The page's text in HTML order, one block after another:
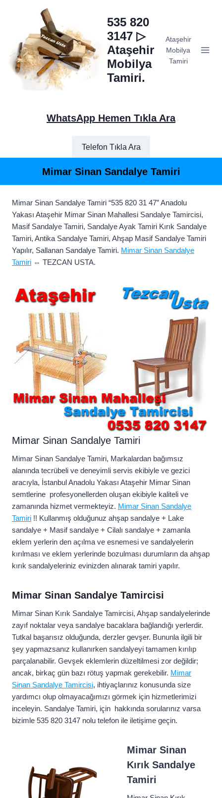
535 820
3147 ▷
Ataşehir
Mobilya
Tamiri.
Ataşehir
Mobilya
Tamiri
WhatsApp Hemen Tıkla Ara
Telefon Tıkla Ara
Mimar Sinan Sandalye Tamiri
Mimar Sinan Sandalye Tamiri “535 820 31 47” Anadolu
Yakası Ataşehir Mimar Sinan Mahallesi Sandalye Tamircisi,
Masif Sandalye Tamiri, Sandalye Ayak Tamiri Kırık Sandalye
Tamiri, Antika Sandalye Tamiri, Ahşap Masif Sandalye Tamiri
Yapılır, Sallanan Sandalye Tamiri. Mimar Sinan Sandalye
Tamiri ⇔ TEZCAN USTA.
Mimar Sinan Sandalye Tamiri
Mimar Sinan Sandalye Tamiri, Markalardan bağımsız
alanında tecrübeli ve deneyimli servis ekibiyle ve gezici
aracıyla, İstanbul Anadolu Yakası Ataşehir Mimar Sinan
semtlerine profesyonellerden oluşan ekibiyle kaliteli ve
zamanında hizmet vermekteyiz. Mimar Sinan Sandalye
Tamiri !! Kullanmış olduğunuz ahşap sandalye + Lake
sandalye + Masif sandalye + Cilalı sandalye + zamanla
eklem yerlerin den açılma ve esnemesi ve sandalyelerin
kırılması ve eklem yerlerinde bozulması durumların da ahşap
kırık sandalyeleriniz evinizden alınarak tamiri yapılır.
Mimar Sinan Sandalye Tamircisi
Mimar Sinan Kırık Sandalye Tamircisi, Ahşap sandalyelerinde
zayıf noktalar veya sandalye bacaklara bağlandığı yerlerdir.
Tutkal başarısız olduğunda, derzler gevşer. Bununla ilgili bir
şey yapmazsanız kullanırken sandalyeyi tamamen kırılıp
parçalanabilir. Gevşek eklemlerin düzeltilmesi zor değildir;
ancak, birkaç gün bazı rötuş yapmak gerekebilir. Mimar
Sinan Sandalye Tamircisi, ihtiyaçlarınız konusunda size
yardımcı olup olmayacağımızı görmek için hizmetlerimizi
inceleyin. Sandalye Tamiri, için hakkında sorularınız varsa
bizimle 535 820 3147 nolu telefon ile iletişime geçin.
Mimar Sinan
Kırık Sandalye
Tamiri